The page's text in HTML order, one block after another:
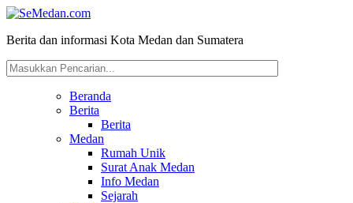
Berita dan informasi Kota Medan dan Sumatera
Beranda
Berita
Berita
Medan
Rumah Unik
Surat Anak Medan
Info Medan
Sejarah